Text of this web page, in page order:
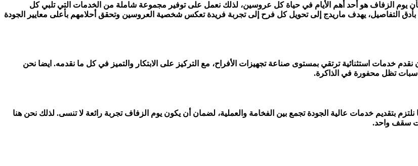
يوم الزفاف هو أحد أهم الأيام في حياة كل عروسين، لذلك نعمل على توفير مجموعة شاملة من الخدمات التي تلبي كل
بأدق التفاصيل، يهدف ماريدج إلى تحويل كل فرح إلى تجربة فريدة تعكس شخصية العروسين وتحقق أحلامهم بأعلى معايير الجودة
خدمات استثنائية ترتقي بمستوى صناعة تجهيزات الأفراح، مع التركيز على الابتكار والتميز في كل ما نقدمه. ايضا نحن
تظل محفورة في الذاكرة.
بتقديم خدمات عالية الجودة تجمع بين الفخامة والعملية، لضمان أن يكون يوم الزفاف تجربة رائعة لا تنسى. لذلك نحن هنا
سقف واحد.